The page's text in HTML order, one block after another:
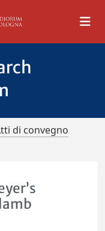
di convegno